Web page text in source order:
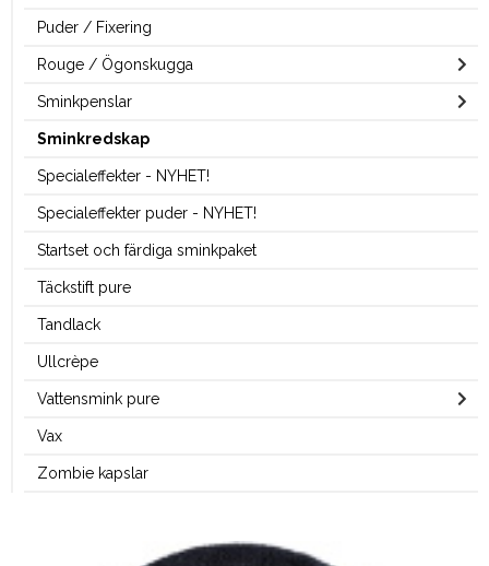
Puder / Fixering
Rouge / Ögonskugga
Sminkpenslar
Sminkredskap
Specialeffekter - NYHET!
Specialeffekter puder - NYHET!
Startset och färdiga sminkpaket
Täckstift pure
Tandlack
Ullcrèpe
Vattensmink pure
Vax
Zombie kapslar